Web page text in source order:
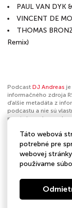
PAUL VAN DYK
VINCENT DE
THOMAS
Remix)
Podcast DJ Andreas je
informačného zdroja
ďalšie metadáta z
podcastu a nie sú
nevytvára ani
nahlásiť obsah. Ak je
profilomklikni sem.
Autor:DJ Andreas
Kategórie:
Táto webová
potrebné pre
webovej
používame